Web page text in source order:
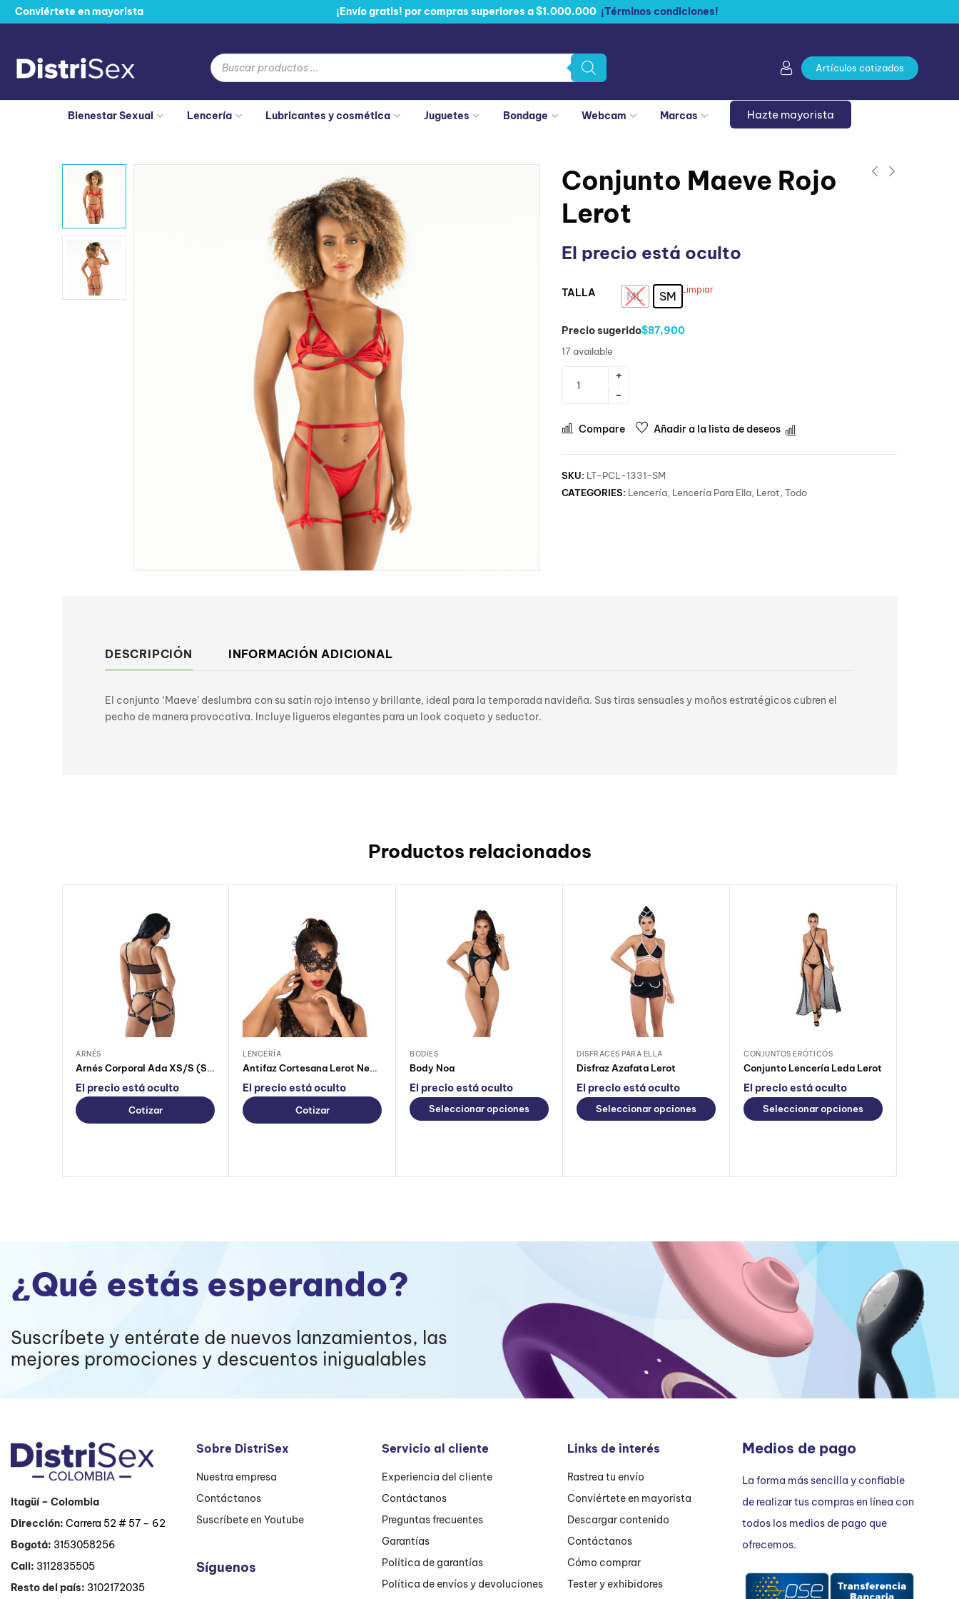
Conviértete en mayorista ¡Envío gratis! por compras superiores a $1.000.000 ¡Términos condiciones!
Artículos cotizados
Bienestar Sexual Lencería Lubricantes y cosmética Juguetes Bondage Webcam Marcas Hazte mayorista
Conjunto Maeve Rojo
Lerot
El precio está oculto
TALLA ML SM Limpiar
Precio sugerido$87,900
17 available
Compare Añadir a la lista de deseos
SKU: LT-PCL-1331-SM
CATEGORIES: Lencería Lencería Para Ella Lerot Todo
DESCRIPCIÓN INFORMACIÓN ADICIONAL
El conjunto ‘Maeve’ deslumbra con su satín rojo intenso y brillante, ideal para la temporada navideña. Sus tiras sensuales y moños estratégicos cubren el
pecho de manera provocativa. Incluye ligueros elegantes para un look coqueto y seductor.
Productos relacionados
ARNÉS
Arnés Corporal Ada XS/S (Sin Caja)
El precio está oculto
Cotizar
LENCERÍA
Antifaz Cortesana Lerot Negro
El precio está oculto
Cotizar
BODIES
Body Noa
El precio está oculto
Seleccionar opciones
DISFRACES PARA ELLA
Disfraz Azafata Lerot
El precio está oculto
Seleccionar opciones
CONJUNTOS ERÓTICOS
Conjunto Lencería Leda Lerot
El precio está oculto
Seleccionar opciones
¿Qué estás esperando?
Suscríbete y entérate de nuevos lanzamientos, las
mejores promociones y descuentos inigualables
Itagüí– Colombia
Dirección: Carrera 52 # 57 – 62
Bogotá: 3153058256
Cali: 3112835505
Resto del país: 3102172035
Sobre DistriSex
Nuestra empresa
Contáctanos
Suscríbete en Youtube
Síguenos
Servicio al cliente
Experiencia del cliente
Contáctanos
Preguntas frecuentes
Garantías
Política de garantías
Política de envíos y devoluciones
Links de interés
Rastrea tu envío
Conviértete en mayorista
Descargar contenido
Contáctanos
Cómo comprar
Tester y exhibidores
Medios de pago
La forma más sencilla y confiable
de realizar tus compras en línea con
todos los medios de pago que
ofrecemos.